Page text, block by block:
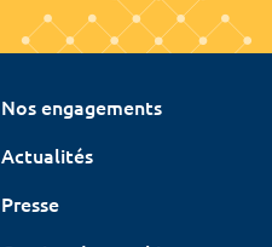
Nos engagements
Actualités
Presse